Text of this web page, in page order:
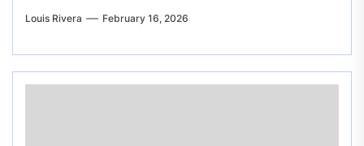
Louis Rivera February 16, 2026